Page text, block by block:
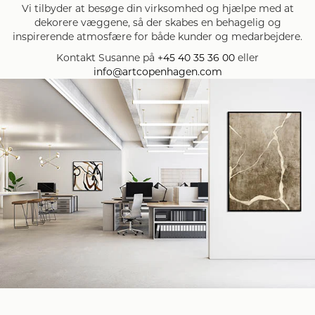
Vi tilbyder at besøge din virksomhed og hjælpe med at
dekorere væggene, så der skabes en behagelig og
inspirerende atmosfære for både kunder og medarbejdere.
Kontakt Susanne på +45 40 35 36 00 eller
info@artcopenhagen.com